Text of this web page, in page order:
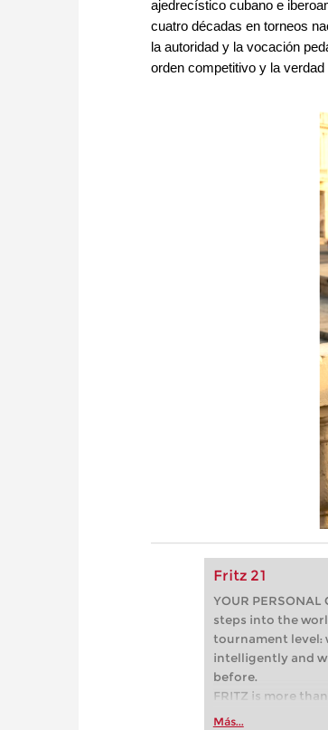
ajedrecístico cubano e
cuatro décadas en torneos
la autoridad y la vocación
orden competitivo y la verdad
Fritz 21
YOUR
steps into the
tournament level:
intelligently and
before.
FRITZ is more
Whether you’re
Más...